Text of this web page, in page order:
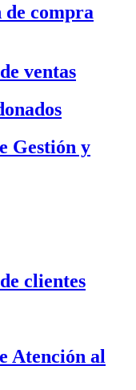
compra
ventas
Gestión y
clientes
Atención al